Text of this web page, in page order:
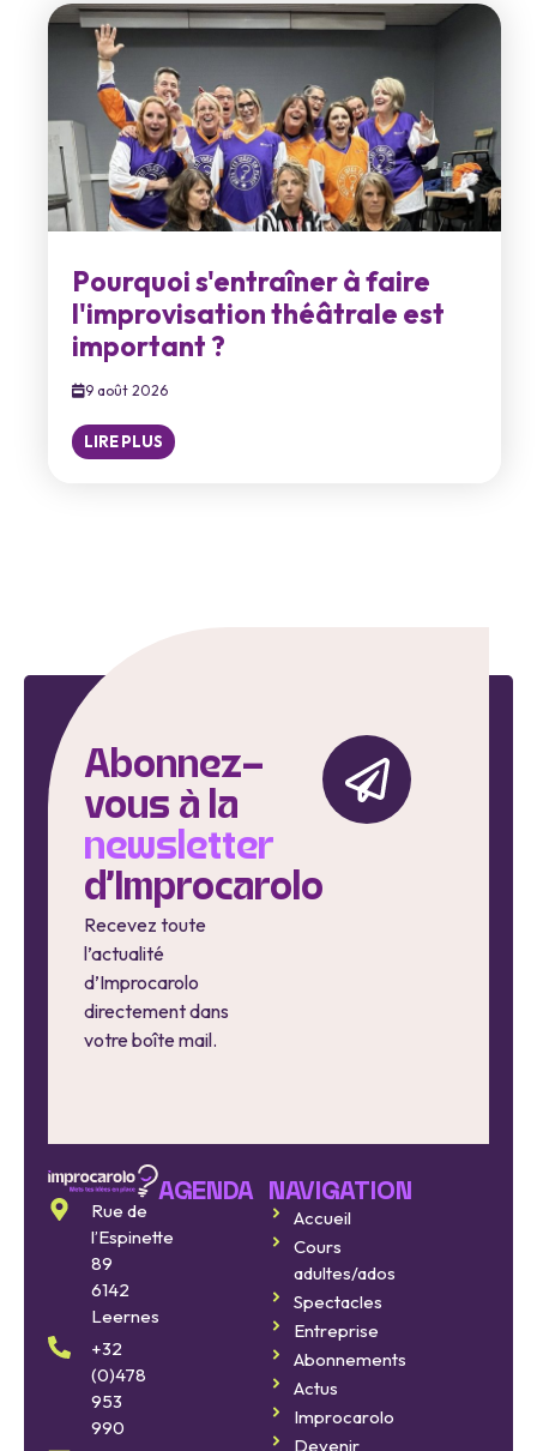
Pourquoi s'entraîner à faire
l'improvisation théâtrale est
important ?
9 août 2026
LIRE PLUS
Abonnez-
vous à la
newsletter
d'Improcarolo
Recevez toute
l’actualité
d’Improcarolo
directement dans
votre boîte mail.
Rue de
l’Espinette
89
6142
Leernes
+32
(0)478
953
990
AGENDA
Improcarolo
cinéma
septembre
NAVIGATION
Accueil
Cours
adultes/ados
Spectacles
Entreprise
Abonnements
Actus
Improcarolo
Devenir